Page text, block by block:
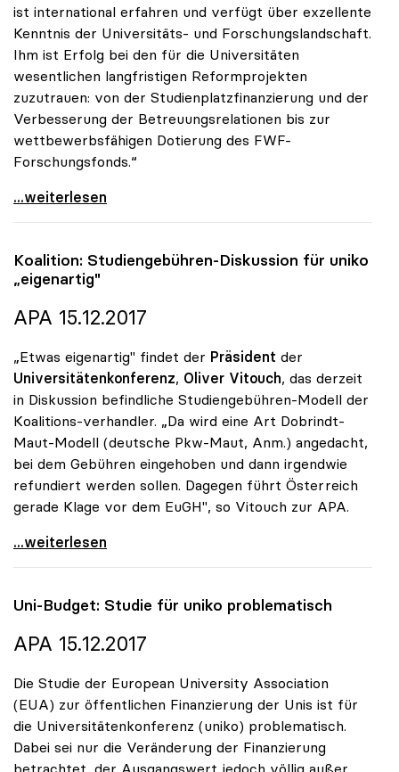
ist international erfahren und verfügt über exzellente
Kenntnis der Universitäts- und Forschungslandschaft.
Ihm ist Erfolg bei den für die Universitäten
wesentlichen langfristigen Reformprojekten
zuzutrauen: von der Studienplatzfinanzierung und der
Verbesserung der Betreuungsrelationen bis zur
wettbewerbsfähigen Dotierung des FWF-
Forschungsfonds.“
Vitouch zu Minister Fassmann: „Exzellenter Kenner
...weiterlesen
Koalition: Studiengebühren-Diskussion für uniko
„eigenartig"
APA 15.12.2017
„Etwas eigenartig" findet der Präsident der
Universitätenkonferenz, Oliver Vitouch, das derzeit
in Diskussion befindliche Studiengebühren-Modell der
Koalitions-verhandler. „Da wird eine Art Dobrindt-
Maut-Modell (deutsche Pkw-Maut, Anm.) angedacht,
bei dem Gebühren eingehoben und dann irgendwie
refundiert werden sollen. Dagegen führt Österreich
gerade Klage vor dem EuGH", so Vitouch zur APA.
Koalition: Studiengebühren-Diskussion für uniko
...weiterlesen
Uni-Budget: Studie für uniko problematisch
APA 15.12.2017
Die Studie der European University Association
(EUA) zur öffentlichen Finanzierung der Unis ist für
die Universitätenkonferenz (uniko) problematisch.
Dabei sei nur die Veränderung der Finanzierung